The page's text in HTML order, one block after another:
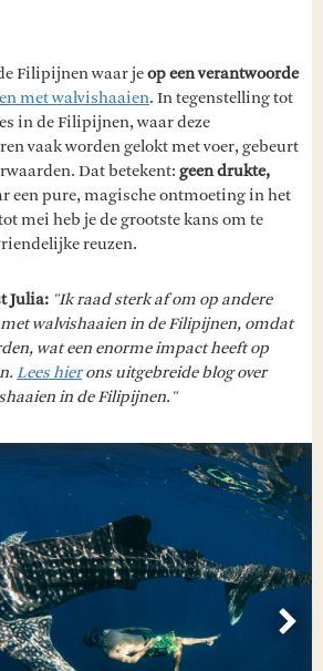
Filipijnen waar jeop een verantwoorde
met walvishaaien. In tegenstelling tot
in de Filipijnen, waar deze
vaak worden gelokt met voer, gebeurt
Dat betekent: geen drukte,
een pure, magische ontmoeting in het
mei heb je de grootste kans om te
reuzen.
Julia: "Ik raad sterk af om op andere
walvishaaien in de Filipijnen, omdat
wat een enorme impact heeft op
Lees hierons uitgebreide blog over
in de Filipijnen."